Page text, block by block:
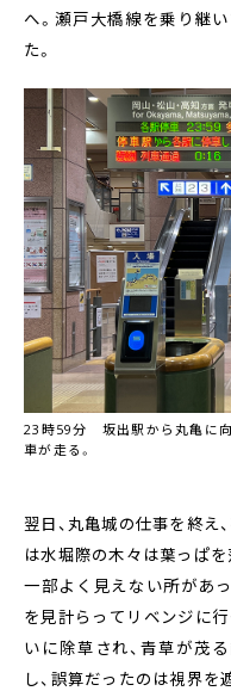
へ。瀬戸大橋線を乗り継
た。
23時59分 坂出駅から丸亀に向
車が走る。
翌日、丸亀城の仕事を終え
は水堀際の木々は葉っぱ
一部よく見えない所があ
を見計らってリベンジに
いに除草され、青草が茂
し、誤算だったのは視界